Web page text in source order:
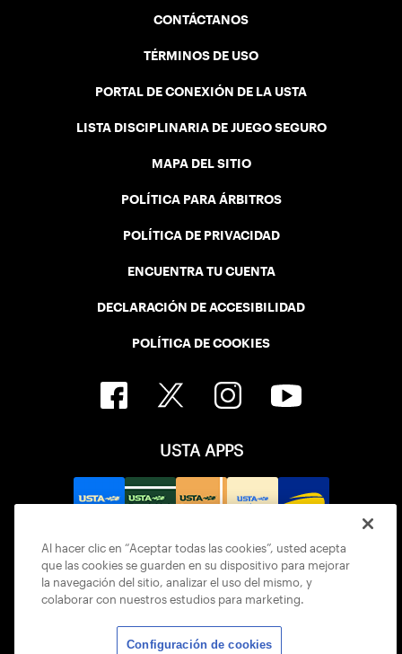
CONTÁCTANOS
TÉRMINOS DE USO
PORTAL DE CONEXIÓN DE LA USTA
LISTA DISCIPLINARIA DE JUEGO SEGURO
MAPA DEL SITIO
POLÍTICA PARA ÁRBITROS
POLÍTICA DE PRIVACIDAD
ENCUENTRA TU CUENTA
DECLARACIÓN DE ACCESIBILIDAD
POLÍTICA DE COOKIES
USTA APPS
Al hacer clic en “Aceptar todas las cookies”, usted acepta
que las cookies se guarden en su dispositivo para mejorar
la navegación del sitio, analizar el uso del mismo, y
colaborar con nuestros estudios para marketing.
Configuración de cookies